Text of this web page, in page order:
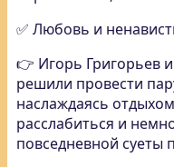
✅ Любовь и
👉 Игорь Григорьев
решили провести
наслаждаясь
расслабиться и
повседневной суеты